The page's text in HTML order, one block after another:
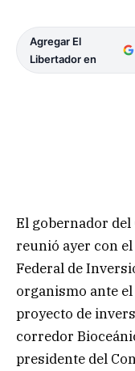
Agregar El
Libertador en
El gobernador del
reunió ayer con
Federal de
organismo ante
proyecto de
corredor
presidente del